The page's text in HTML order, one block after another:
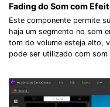
Fading do Som com
Este componente permite
haja um segmento no som
tom do volume esteja alto,
pode ser utilizado com som